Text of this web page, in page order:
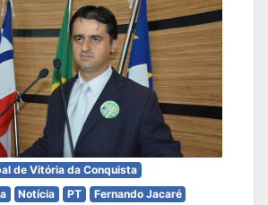
de Vitória da Conquista
Notícia PT Fernando Jacaré